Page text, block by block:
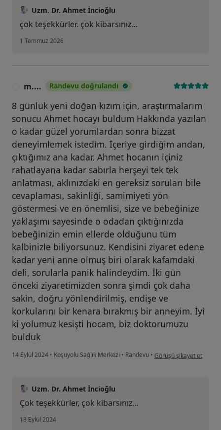
Uzm. Dr. Ahmet İncioğlu
çok teşekkürler. çok kibarsınız...
1 Temmuz 2026
m.... Randevu doğrulandı
8 günlük yeni doğan kızım için, araştırmalarım
sonucu Ahmet hocayı buldum Hakkında yazılan
o kadar güzel yorumlardan sonra bizzat
deneyimlemek istedim. İçeriye girdiğim andan,
çıktığımız ana kadar, Ahmet hocanın içiniz
rahatlayana kadar sabırla herşeyi tek tek
anlatması, aklınızdaki en gereksiz soruları bile
cevaplaması, sakinliği, samimiyeti yön
göstermesi ve en önemlisi, size ve bebeğinize
yaklaşımı sayesinde o odadan çıktığınızda
bebeğinizin emin ellerde olduğunu tüm
kalbinizle biliyorsunuz. Kendisini ziyaret edene
kadar yeni anne olmuş biri olarak kafamdaki
deli, sorularla panik halindeydim. İki gün
önceki ziyaretimizden sonra şimdi çok daha
sakin, doğru yönlendirilmiş, endişe ve
korkularını bir kenara bırakmış bir anneyim. İyi
ki yolumuz kesişti hocam, biz doktorumuzu
bulduk
14 Eylül 2024 • Koşuyolu Sağlık Merkezi • Randevu • kullanıcının görüşüne
Görüşü şikayet et
Uzm. Dr. Ahmet İncioğlu
Çok teşekkürler, çok kibarsınız...
18 Eylül 2024